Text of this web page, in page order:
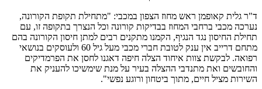
ד"ר גלית קאופמן ראש מחוז הצפון במכבי: "מתחילת תקופת הקורונה,
נערכה מכבי ברחבי המחוז בבדיקות קורונה וכל הנצרך בתקופה זו, עם
תחילת החיסון נגד הנגיף, הקמנו מתקנים רבים למתן חיסון הקורונה בהם
מתחם דרייב אין ענק לטובת חברי מכבי מעל גיל 60 ולעוסקים בנושאי
רפואה. לבקשת צוות איחוד הצלה חיפה דאגנו לחסן את הפרמדיקים
והחובשים ואת מתנדבי ההצלה בעיר על מנת שימשיכו להעניק את
השירות מציל חיים, מתוך ביטחון ורוגע נפשי".